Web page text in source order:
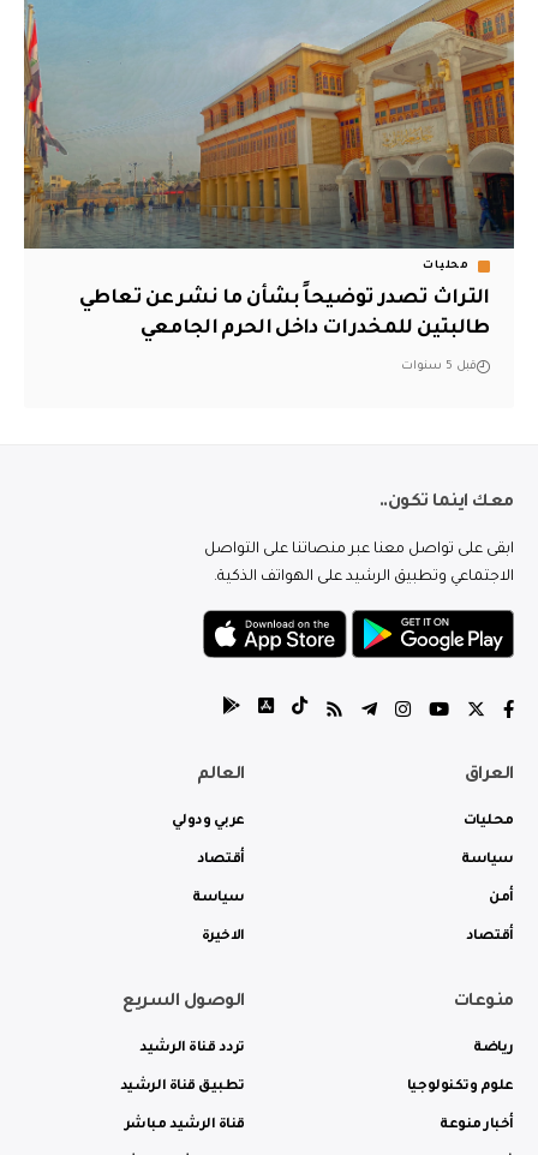
محليات
التراث تصدر توضيحاً بشأن ما نشر عن تعاطي
طالبتين للمخدرات داخل الحرم الجامعي
قبل 5 سنوات
معك اينما تكون..
ابقى على تواصل معنا عبر منصاتنا على التواصل
الاجتماعي وتطبيق الرشيد على الهواتف الذكية.
العراق
محليات
سياسة
أمن
أقتصاد
العالم
عربي ودولي
أقتصاد
سياسة
الاخيرة
منوعات
رياضة
علوم وتكنولوجيا
أخبار منوعة
الوصول السريع
تردد قناة الرشيد
تطبيق قناة الرشيد
قناة الرشيد مباشر